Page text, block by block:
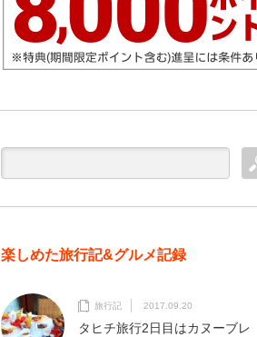
楽しめた旅行記&グルメ記録
旅行記 2017.09.20
タヒチ旅行2日目はカヌーブレ